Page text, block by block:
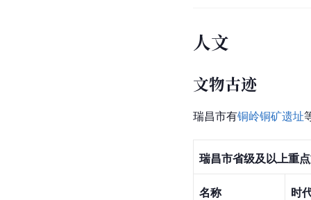
人文
文物古迹
瑞昌市有铜岭铜矿遗址
瑞昌市省级及以上重
名称 时